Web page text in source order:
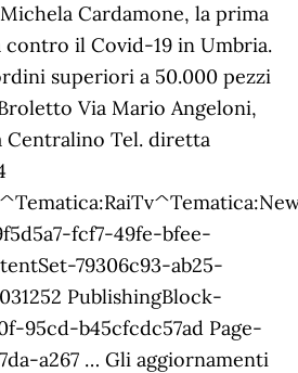
Cardamone, la prima
contro il Covid-19 in Umbria.
superiori a 50.000 pezzi
Via Mario Angeloni,
Centralino Tel. diretta
fcf7-49fe-bfee-
79306c93-ab25-
PublishingBlock-
95cd-b45cfcdc57ad Page-
a267 … Gli aggiornamenti